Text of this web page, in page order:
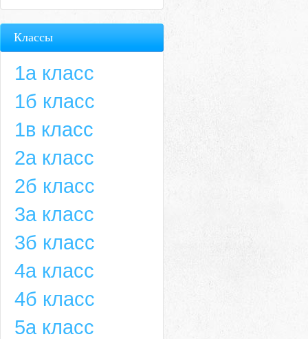
Классы
1а класс
1б класс
1в класс
2а класс
2б класс
3а класс
3б класс
4а класс
4б класс
5а класс